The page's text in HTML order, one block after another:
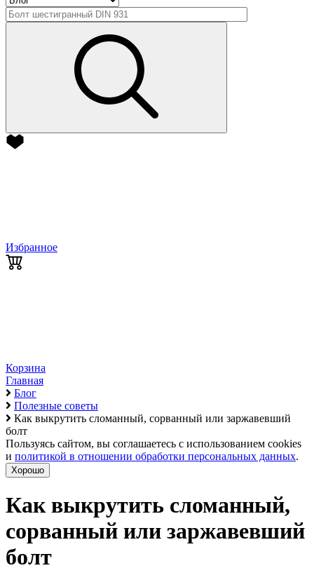
Избранное
Корзина
Главная
Блог
Полезные советы
Как выкрутить сломанный, сорванный или заржавевший
болт
Пользуясь сайтом, вы соглашаетесь с использованием cookies
и политикой в отношении обработки персональных данных.
Хорошо
Как выкрутить сломанный,
сорванный или заржавевший
болт